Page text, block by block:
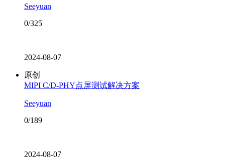
Seeyuan
0/325
2024-08-07
原创
MIPI C/D-PHY点屏测试解决方案
Seeyuan
0/189
2024-08-07